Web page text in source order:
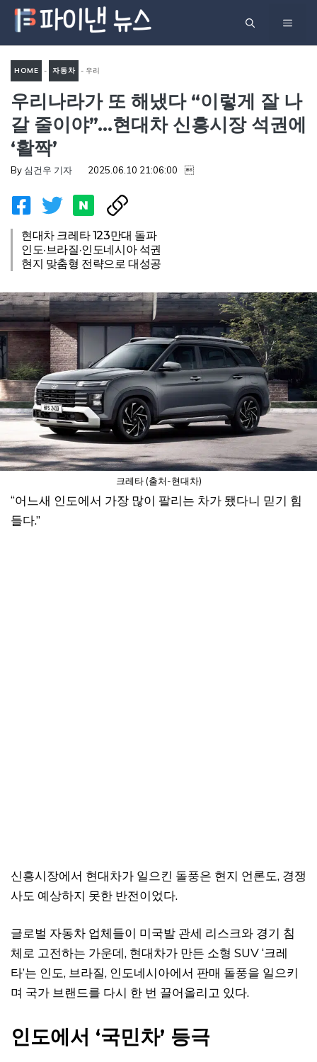
츠
메
HOME - 자동차 -우리
나라가 또 해냈다 “이렇게 잘
나갈 줄이야”…현대차 신흥시
장 석권에 ‘활짝’
우리나라가 또 해냈다 “이렇게 잘 나
갈 줄이야”…현대차 신흥시장 석권에
‘활짝’
By 심건우 기자 2025.06.10 21:06:00 
현대차 크레타 123만대 돌파
인도·브라질·인도네시아 석권
현지 맞춤형 전략으로 대성공
크레타 (출처-현대차)
“어느새 인도에서 가장 많이 팔리는 차가 됐다니 믿기 힘
들다.”
신흥시장에서 현대차가 일으킨 돌풍은 현지 언론도, 경쟁
사도 예상하지 못한 반전이었다.
글로벌 자동차 업체들이 미국발 관세 리스크와 경기 침
체로 고전하는 가운데, 현대차가 만든 소형 SUV ‘크레
타’는 인도, 브라질, 인도네시아에서 판매 돌풍을 일으키
며 국가 브랜드를 다시 한 번 끌어올리고 있다.
인도에서 ‘국민차’ 등극